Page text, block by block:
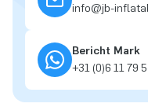
info@jb-
Bericht Mark
+31 (0)6 11 79